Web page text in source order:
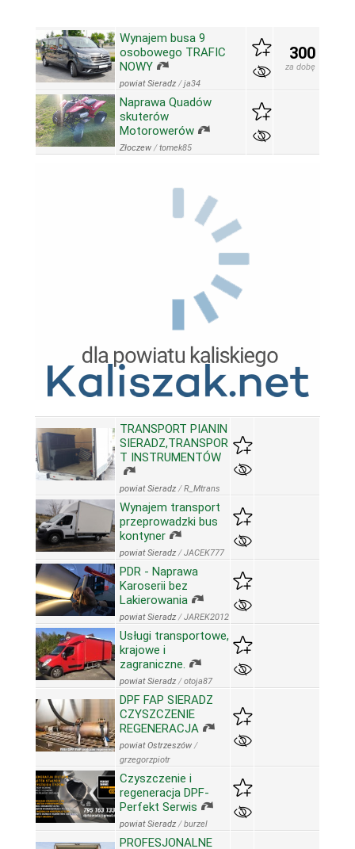
Wynajem busa 9
osobowego TRAFIC
NOWY
powiat Sieradz /ja34
300
za dobę
Naprawa Quadów
skuterów
Motorowerów
Złoczew /tomek85
TRANSPORT PIANIN
SIERADZ,TRANSPOR
T INSTRUMENTÓW
powiat Sieradz /R_Mtrans
Wynajem transport
przeprowadzki bus
kontyner
powiat Sieradz /JACEK777
PDR - Naprawa
Karoserii bez
Lakierowania
powiat Sieradz /JAREK2012
Usługi transportowe,
krajowe i
zagraniczne.
powiat Sieradz /otoja87
DPF FAP SIERADZ
CZYSZCZENIE
REGENERACJA
powiat Ostrzeszów /
grzegorzpiotr
Czyszczenie i
regeneracja DPF-
Perfekt Serwis
powiat Sieradz /burzel
PROFESJONALNE